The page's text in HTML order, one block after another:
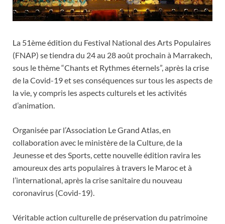
La 51ème édition du Festival National des Arts Populaires
(FNAP) se tiendra du 24 au 28 août prochain à Marrakech,
sous le thème “Chants et Rythmes éternels”, après la crise
de la Covid-19 et ses conséquences sur tous les aspects de
la vie, y compris les aspects culturels et les activités
d’animation.
Organisée par l’Association Le Grand Atlas, en
collaboration avec le ministère de la Culture, de la
Jeunesse et des Sports, cette nouvelle édition ravira les
amoureux des arts populaires à travers le Maroc et à
l’international, après la crise sanitaire du nouveau
coronavirus (Covid-19).
Véritable action culturelle de préservation du patrimoine